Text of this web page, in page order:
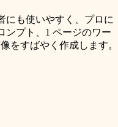
にも使いやすく、プロに
ンプト、1 ページのワー
をすばやく作成します。